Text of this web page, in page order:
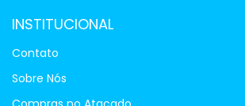
INSTITUCIONAL
Contato
Sobre Nós